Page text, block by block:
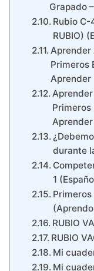
Grapado
Rubio
RUBIO)
Aprender
Primeros
Aprender
Primeros
durante
1
RUBIO
RUBIO
Mi
Mi